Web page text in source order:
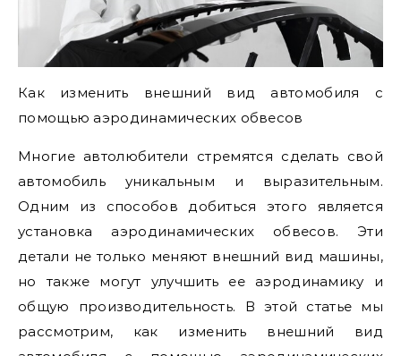
Как изменить внешний вид автомобиля с
помощью аэродинамических обвесов
Многие автолюбители стремятся сделать свой
автомобиль уникальным и выразительным.
Одним из способов добиться этого является
установка аэродинамических обвесов. Эти
детали не только меняют внешний вид машины,
но также могут улучшить ее аэродинамику и
общую производительность. В этой статье мы
рассмотрим, как изменить внешний вид